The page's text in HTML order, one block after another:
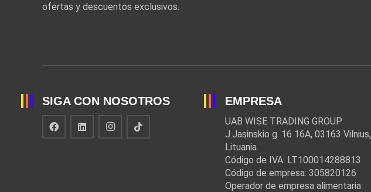
ofertas y descuentos exclusivos.
SIGA CON NOSOTROS EMPRESA
UAB WISE TRADING GROUP
J.Jasinskio g. 16 16A, 03163 Vilnius,
Lituania
Código de IVA: LT100014288813
Código de empresa: 305820126
Operador de empresa alimentaria